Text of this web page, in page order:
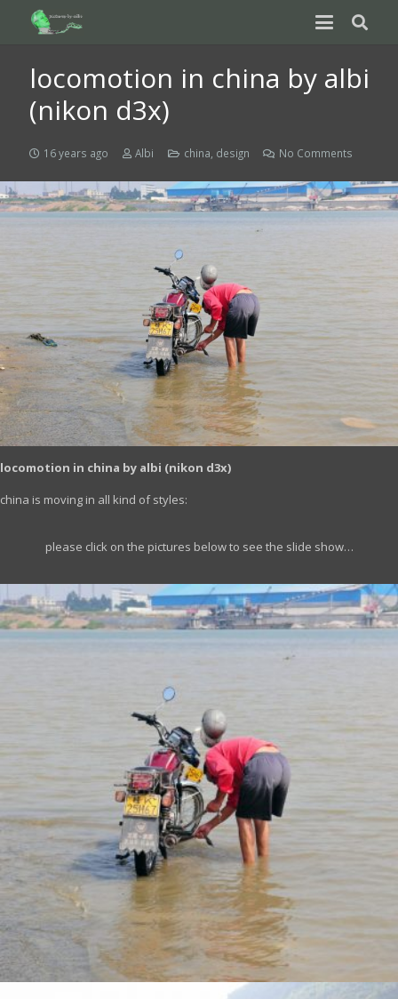
locomotion in china by albi
(nikon d3x)
16 years ago Albi china design No Comments
locomotion in china by albi (nikon d3x)
china is moving in all kind of styles:
please click on the pictures below to see the slide show…